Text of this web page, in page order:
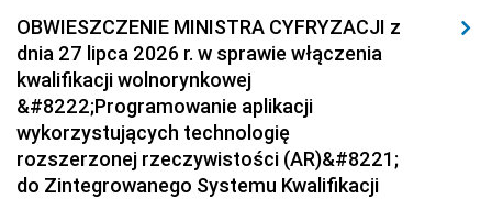
OBWIESZCZENIE MINISTRA CYFRYZACJI z
dnia 27 lipca 2026 r. w sprawie włączenia
kwalifikacji wolnorynkowej
&#8222;Programowanie aplikacji
wykorzystujących technologię
rozszerzonej rzeczywistości (AR)&#8221;
do Zintegrowanego Systemu Kwalifikacji